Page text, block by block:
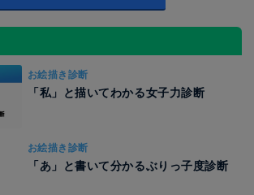
お絵描き診断
「私」と描いてわかる女子力診断
お絵描き診断
「あ」と書いて分かるぶりっ子度診断